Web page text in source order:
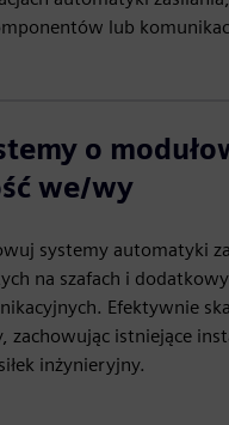
lub
o
we/wy
systemy automatyki
na szafach i
Efektywnie
zachowując istniejące
inżynieryjny.